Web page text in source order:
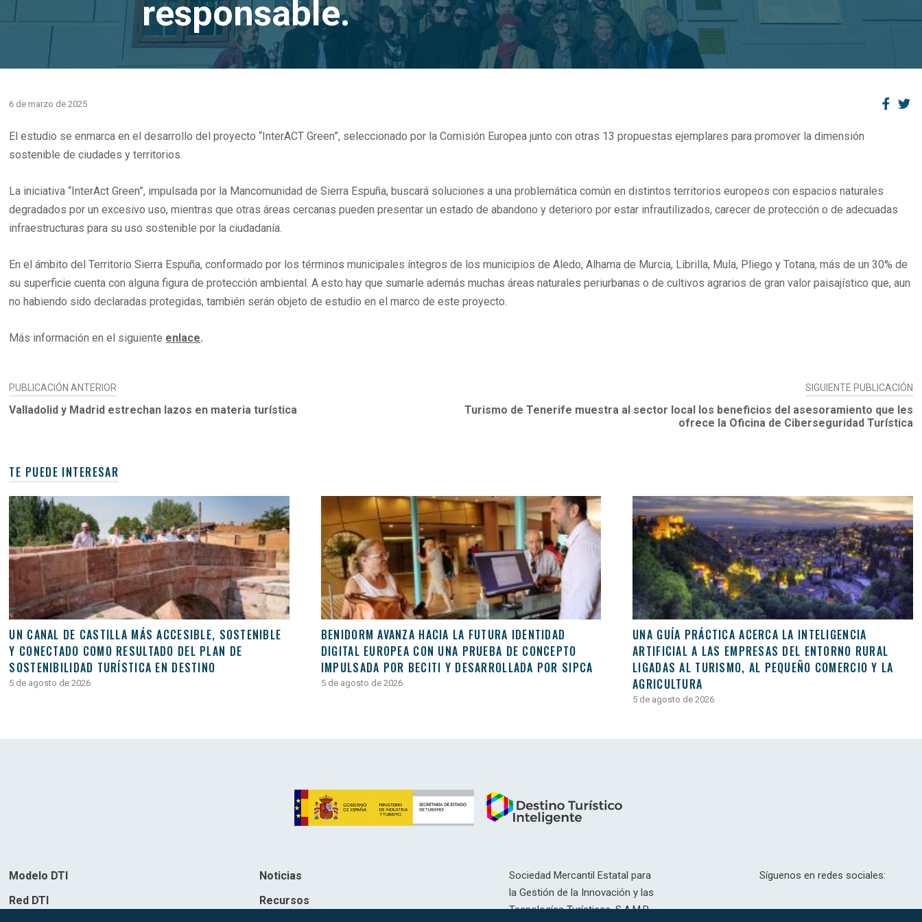
responsable.
6 de marzo de 2025
El estudio se enmarca en el desarrollo del proyecto “InterACT Green”, seleccionado por la Comisión Europea junto con otras 13 propuestas ejemplares para promover la dimensión
sostenible de ciudades y territorios.
La iniciativa “InterAct Green”, impulsada por la Mancomunidad de Sierra Espuña, buscará soluciones a una problemática común en distintos territorios europeos con espacios naturales
degradados por un excesivo uso, mientras que otras áreas cercanas pueden presentar un estado de abandono y deterioro por estar infrautilizados, carecer de protección o de adecuadas
infraestructuras para su uso sostenible por la ciudadanía.
En el ámbito del Territorio Sierra Espuña, conformado por los términos municipales íntegros de los municipios de Aledo, Alhama de Murcia, Librilla, Mula, Pliego y Totana, más de un 30% de
su superficie cuenta con alguna figura de protección ambiental. A esto hay que sumarle además muchas áreas naturales periurbanas o de cultivos agrarios de gran valor paisajístico que, aun
no habiendo sido declaradas protegidas, también serán objeto de estudio en el marco de este proyecto.
Más información en el siguiente enlace.
NAVEGACIÓN
DE
PUBLICACIÓN ANTERIOR
Valladolid y Madrid estrechan lazos en materia turística
SIGUIENTE PUBLICACIÓN
Turismo de Tenerife muestra al sector local los beneficios del asesoramiento que les
ofrece la Oficina de Ciberseguridad Turística
TE PUEDE INTERESAR
UN CANAL DE CASTILLA MÁS ACCESIBLE, SOSTENIBLE
Y CONECTADO COMO RESULTADO DEL PLAN DE
SOSTENIBILIDAD TURÍSTICA EN DESTINO
5 de agosto de 2026
BENIDORM AVANZA HACIA LA FUTURA IDENTIDAD
DIGITAL EUROPEA CON UNA PRUEBA DE CONCEPTO
IMPULSADA POR BECITI Y DESARROLLADA POR SIPCA
5 de agosto de 2026
UNA GUÍA PRÁCTICA ACERCA LA INTELIGENCIA
ARTIFICIAL A LAS EMPRESAS DEL ENTORNO RURAL
LIGADAS AL TURISMO, AL PEQUEÑO COMERCIO Y LA
AGRICULTURA
5 de agosto de 2026
Modelo DTI
Red DTI
Noticias
Recursos
Sociedad Mercantil Estatal para
la Gestión de la Innovación y las
Tecnologías Turísticas, S.A.M.P.
Síguenos en redes sociales: